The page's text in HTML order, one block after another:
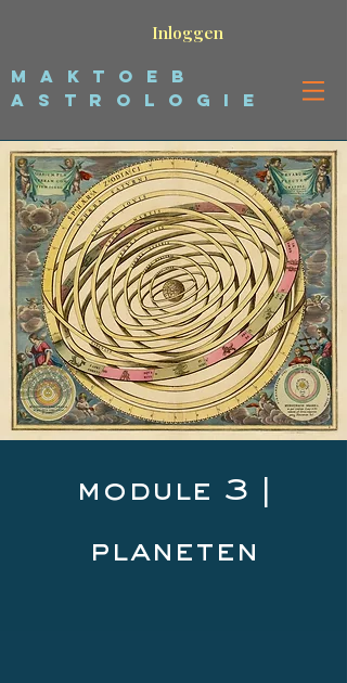
Inloggen
maktoeb
astrologie
module 3 |
planeten